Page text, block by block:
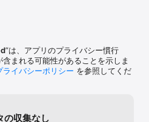
”は、アプリのプライバシー慣行
まれる可能性があることを示しま
ライバシーポリシー を参照してくだ
の収集なし